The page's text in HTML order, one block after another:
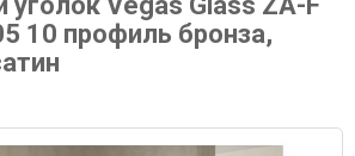
10 профиль бронза,